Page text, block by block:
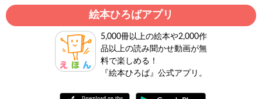
絵本ひろばアプリ
5,000冊以上の絵本や2,000作
品以上の読み聞かせ動画が無
料で楽しめる！
『絵本ひろば』公式アプリ。